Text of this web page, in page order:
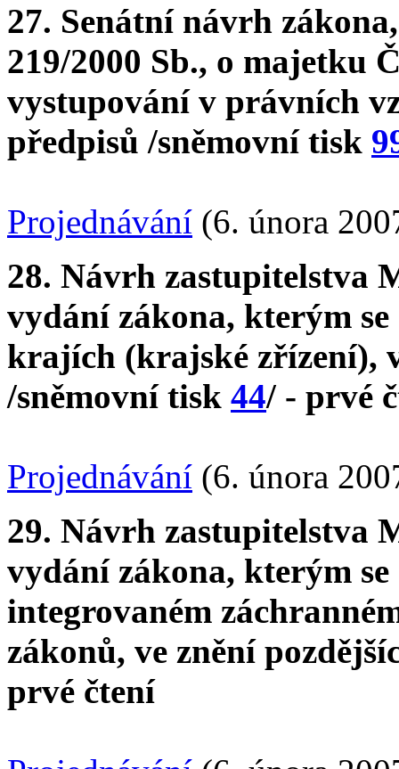
27. Senátní návrh
219/2000 Sb., o majetku
vystupování v právních
předpisů /sněmovní tisk
Projednávání (6. února
28. Návrh zastupitelstva
vydání zákona, kterým se
krajích (krajské zřízení),
/sněmovní tisk 44/ - prvé
Projednávání (6. února
29. Návrh zastupitelstva
vydání zákona, kterým se
integrovaném
zákonů, ve znění
prvé čtení